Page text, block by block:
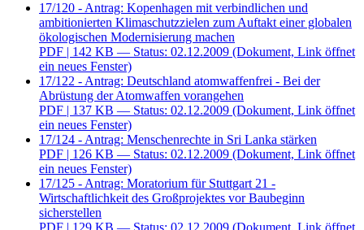
17/120 - Antrag: Kopenhagen mit verbindlichen und
ambitionierten Klimaschutzzielen zum Auftakt einer globalen
ökologischen Modernisierung machen
PDF | 142 KB — Status: 02.12.2009 (Dokument, Link öffnet
ein neues Fenster)
17/122 - Antrag: Deutschland atomwaffenfrei - Bei der
Abrüstung der Atomwaffen vorangehen
PDF | 137 KB — Status: 02.12.2009 (Dokument, Link öffnet
ein neues Fenster)
17/124 - Antrag: Menschenrechte in Sri Lanka stärken
PDF | 126 KB — Status: 02.12.2009 (Dokument, Link öffnet
ein neues Fenster)
17/125 - Antrag: Moratorium für Stuttgart 21 -
Wirtschaftlichkeit des Großprojektes vor Baubeginn
sicherstellen